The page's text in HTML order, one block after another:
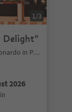
1/3
Delight"
St.Leonhard in Passeier/San Leonardo in Passiria, Meran/Merano and environs
2026